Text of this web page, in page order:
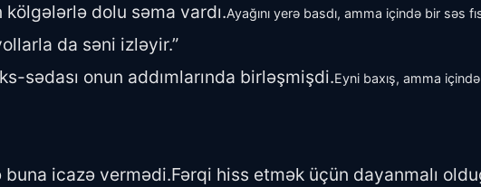
dolu səma vardı.Ayağını yerə basdı, amma içində bir səs
da səni izləyir.”
sədası onun addımlarında birləşmişdi.Eyni baxış, amma
icazə vermədi.Fərqi hiss etmək üçün dayanmalı